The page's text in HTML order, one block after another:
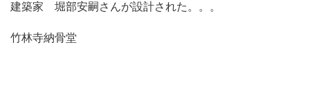
建築家 堀部安嗣さんが設計された。。。
竹林寺納骨堂